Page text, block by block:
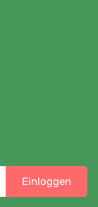
Einloggen